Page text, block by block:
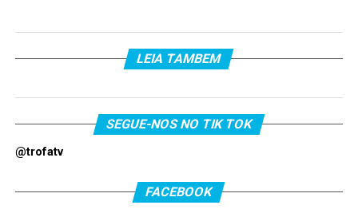
LEIA TAMBEM
SEGUE-NOS NO TIK TOK
@trofatv
FACEBOOK